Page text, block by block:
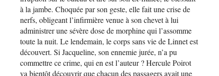
à la jambe. Choquée par son geste, elle fait une crise de
nerfs, obligeant l’infirmière venue à son chevet à lui
administrer une sévère dose de morphine qui l’assomme
toute la nuit. Le lendemain, le corps sans vie de Linnet est
découvert. Si Jacqueline, son ennemie jurée, n’a pu
commettre ce crime, qui en est l’auteur ? Hercule Poirot
va bientôt découvrir que chacun des passagers avait une